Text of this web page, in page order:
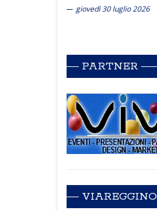
giovedì 30 luglio 2026
PARTNER
VIAREGGINO